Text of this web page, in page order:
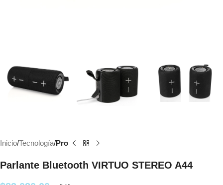
Inicio Tecnología Pro
Parlante Bluetooth VIRTUO STEREO A44